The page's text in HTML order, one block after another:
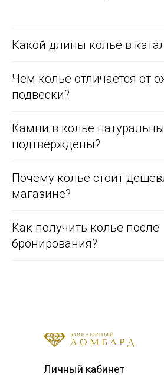
Какой длины колье в
Чем колье отличается от
подвески?
Камни в колье
подтверждены?
Почему колье стоит
магазине?
Как получить колье после
бронирования?
Личный кабинет